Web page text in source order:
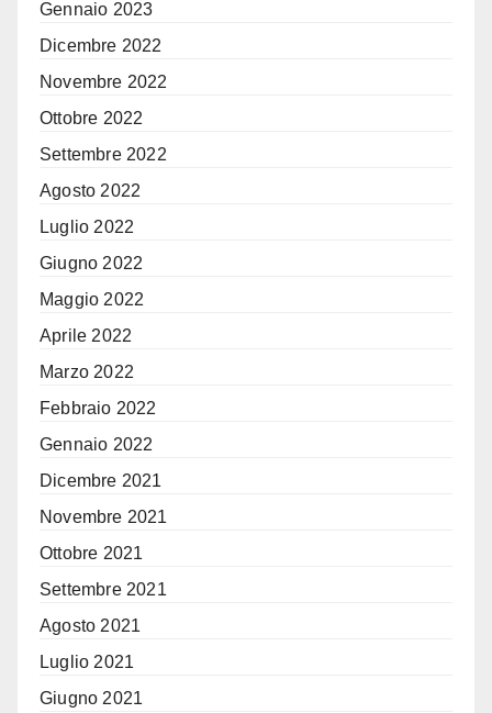
Gennaio 2023
Dicembre 2022
Novembre 2022
Ottobre 2022
Settembre 2022
Agosto 2022
Luglio 2022
Giugno 2022
Maggio 2022
Aprile 2022
Marzo 2022
Febbraio 2022
Gennaio 2022
Dicembre 2021
Novembre 2021
Ottobre 2021
Settembre 2021
Agosto 2021
Luglio 2021
Giugno 2021